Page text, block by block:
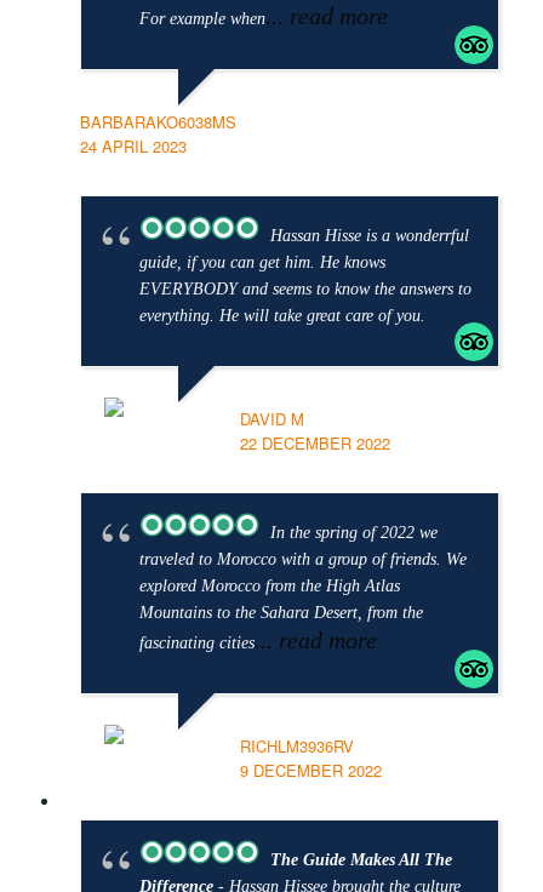
For example when... read more
BARBARAKO6038MS
24 APRIL 2023
Hassan Hisse is a wonderrful
guide, if you can get him. He knows
EVERYBODY and seems to know the answers to
everything. He will take great care of you.
DAVID M
22 DECEMBER 2022
In the spring of 2022 we
traveled to Morocco with a group of friends. We
explored Morocco from the High Atlas
Mountains to the Sahara Desert, from the
fascinating cities... read more
RICHLM3936RV
9 DECEMBER 2022
The Guide Makes All The
Difference - Hassan Hissee brought the culture